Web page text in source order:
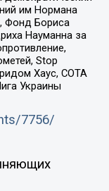
им Нормана
Фонд Бориса
Науманна за
Stop
Хаус, СОТА
Украины
7756/